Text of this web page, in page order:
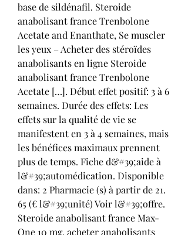
base de sildénafil. Steroide
anabolisant france Trenbolone
Acetate and Enanthate, Se muscler
les yeux – Acheter des stéroïdes
anabolisants en ligne Steroide
anabolisant france Trenbolone
Acetate […]. Début effet positif: 3 à 6
semaines. Durée des effets: Les
effets sur la qualité de vie se
manifestent en 3 à 4 semaines, mais
les bénéfices maximaux prennent
plus de temps. Fiche d&#39;aide à
l&#39;automédication. Disponible
dans: 2 Pharmacie (s) à partir de 21.
65 (€ l&#39;unité) Voir l&#39;offre.
Steroide anabolisant france Max-
One 10 mg, acheter anabolisants